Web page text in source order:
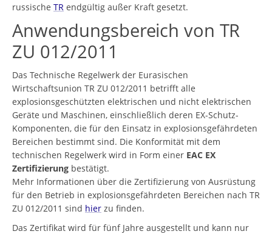
russische TR endgültig außer Kraft gesetzt.
Anwendungsbereich von TR
ZU 012/2011
Das Technische Regelwerk der Eurasischen
Wirtschaftsunion TR ZU 012/2011 betrifft alle
explosionsgeschützten elektrischen und nicht elektrischen
Geräte und Maschinen, einschließlich deren EX-Schutz-
Komponenten, die für den Einsatz in explosionsgefährdeten
Bereichen bestimmt sind. Die Konformität mit dem
technischen Regelwerk wird in Form einer EAC EX
Zertifizierung bestätigt.
Mehr Informationen über die Zertifizierung von Ausrüstung
für den Betrieb in explosionsgefährdeten Bereichen nach TR
ZU 012/2011 sind hier zu finden.
Das Zertifikat wird für fünf Jahre ausgestellt und kann nur